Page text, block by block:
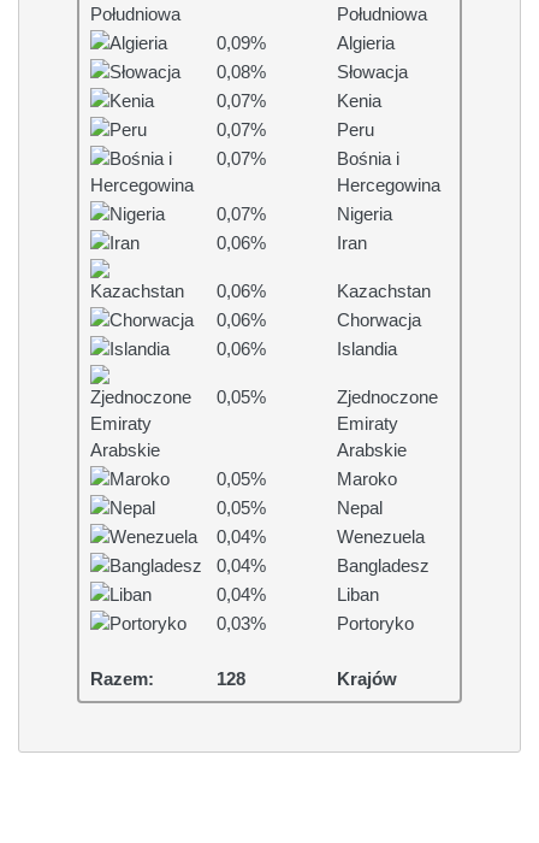
Południowa
0,09%
Algieria
0,08%
Słowacja
0,07%
Kenia
0,07%
Peru
0,07%
Bośnia i
Hercegowina
0,07%
Nigeria
0,06%
Iran
0,06%
Kazachstan
0,06%
Chorwacja
0,06%
Islandia
0,05%
Zjednoczone
Emiraty
Arabskie
0,05%
Maroko
0,05%
Nepal
0,04%
Wenezuela
0,04%
Bangladesz
0,04%
Liban
0,03%
Portoryko
Razem: 128 Krajów